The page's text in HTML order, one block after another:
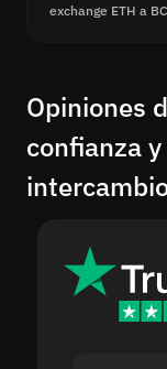
exchange ETH a
Opiniones
confianza